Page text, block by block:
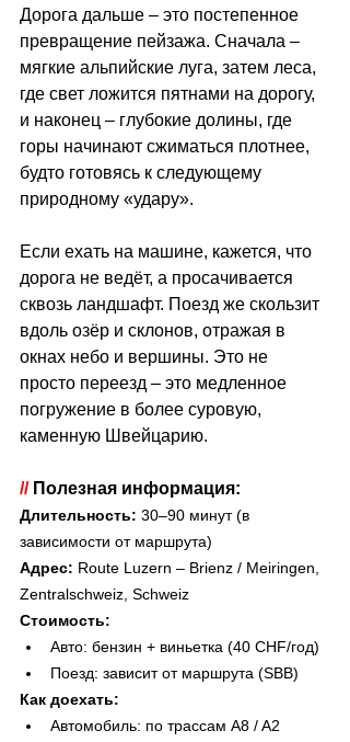
Дорога дальше – это постепенное
превращение пейзажа. Сначала –
мягкие альпийские луга, затем леса,
где свет ложится пятнами на дорогу,
и наконец – глубокие долины, где
горы начинают сжиматься плотнее,
будто готовясь к следующему
природному «удару».
Если ехать на машине, кажется, что
дорога не ведёт, а просачивается
сквозь ландшафт. Поезд же скользит
вдоль озёр и склонов, отражая в
окнах небо и вершины. Это не
просто переезд – это медленное
погружение в более суровую,
каменную Швейцарию.
// Полезная информация:
Длительность: 30–90 минут (в
зависимости от маршрута)
Адрес: Route Luzern – Brienz / Meiringen,
Zentralschweiz, Schweiz
Стоимость:
Авто: бензин + виньетка (40 CHF/год)
Поезд: зависит от маршрута (SBB)
Как доехать:
Автомобиль: по трассам A8 / A2